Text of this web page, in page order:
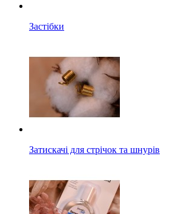
Застібки
Затискачі для стрічок та шнурів